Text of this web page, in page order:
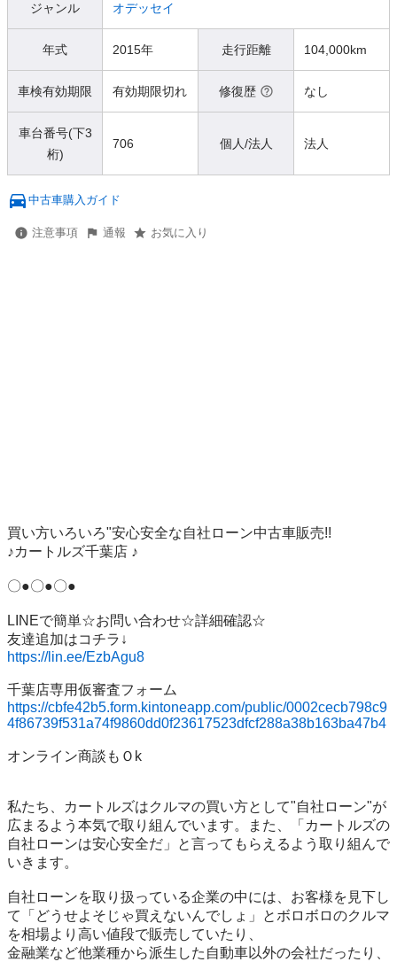
ジャンル オデッセイ
年式 2015年 走行距離 104,000km
車検有効期限 有効期限切れ 修復歴 なし
車台番号(下3
桁)
706 個人/法人 法人
中古車購入ガイド
注意事項 通報 お気に入り
買い方いろいろ"安心安全な自社ローン中古車販売!!
♪カートルズ千葉店 ♪
〇●〇●〇●
LINEで簡単☆お問い合わせ☆詳細確認☆
https://lin.ee/EzbAgu8
https://cbfe42b5.form.kintoneapp.com/public/0002cecb798c9
4f86739f531a74f9860dd0f23617523dfcf288a38b163ba47b4
オンライン商談もＯk
私たち、カートルズはクルマの買い方として"自社ローン"が
広まるよう本気で取り組んでいます。また、「カートルズの
自社ローンは安心安全だ」と言ってもらえるよう取り組んで
いきます。
自社ローンを取り扱っている企業の中には、お客様を見下し
て「どうせよそじゃ買えないんでしょ」とボロボロのクルマ
を相場より高い値段で販売していたり、
金融業など他業種から派生した自動車以外の会社だったり、